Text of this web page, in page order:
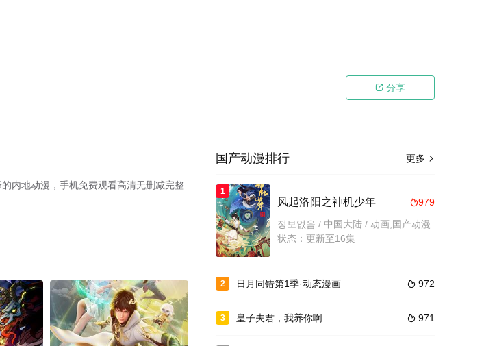
 分享
内地动漫，手机免费观看高清无删减完整
更多 
国产动漫排行
1
979
风起洛阳之神机少年
정보없음 / 中国大陆 / 动画,国产动漫
状态：更新至16集
2  972
日月同错第1季·动态漫画
3  971
皇子夫君，我养你啊